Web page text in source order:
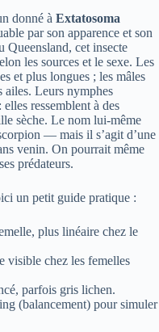
donné à Extatosoma
par son apparence et son
Queensland, cet insecte
les sources et le sexe. Les
et plus longues ; les mâles
ailes. Leurs nymphes
ressemblent à des
sèche. Le nom lui-même
— mais il s’agit d’une
venin. On pourrait même
prédateurs.
un petit guide pratique :
plus linéaire chez le
visible chez les femelles
parfois gris lichen.
(balancement) pour simuler